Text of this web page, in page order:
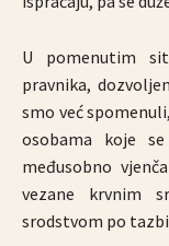
U pomenutim
pravnika,
smo već
osobama koje
međusobno
vezane krvnim
srodstvom po